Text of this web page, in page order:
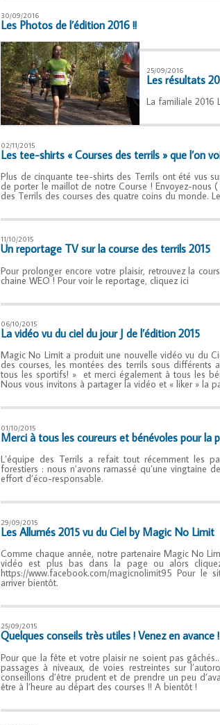
30/09/2016
Les Photos de l’édition 2016 !!
25/09/2016
Les résultats
La familiale 2016
02/11/2015
Les tee-shirts « Courses des terrils » que l’on
Plus de cinquante tee-shirts des Terrils ont été vus
de porter le maillot de notre Course ! Envoyez-nous
des Terrils des courses des quatre coins du monde.
11/10/2015
Un reportage TV sur la course des terrils 2015
Pour prolonger encore votre plaisir, retrouvez la
chaine WEO ! Pour voir le reportage, cliquez ici
06/10/2015
La vidéo vu du ciel du jour J de l’édition 2015
Magic No Limit a produit une nouvelle vidéo vu du
des courses, les montées des terrils sous différents
tous les sportifs! » et merci également à tous les
Nous vous invitons à partager la vidéo et « liker » la
01/10/2015
Merci à tous les coureurs et bénévoles pour la
L’équipe des Terrils a refait tout récemment les
forestiers : nous n’avons ramassé qu’une
effort d’éco-responsable.
29/09/2015
Les Allumés 2015 vu du Ciel by Magic No Limit
Comme chaque année, notre partenaire Magic No
vidéo est plus bas dans la page ou alors
https://www.facebook.com/magicnolimit95 Pour le
arriver bientôt.
25/09/2015
Quelques conseils très utiles ! Venez en avance !
Pour que la fête et votre plaisir ne soient pas
passages à niveaux, de voies restreintes sur
conseillons d’être prudent et de prendre un peu
être à l’heure au départ des courses !! A bientôt !